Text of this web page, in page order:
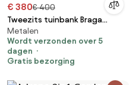
€ 380€ 400
Tweezits tuinbank Braga
Garden Point antraciet
Metalen
Wordt verzonden over 5
dagen
Gratis bezorging